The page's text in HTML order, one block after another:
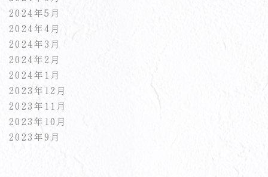
2024年5月
2024年4月
2024年3月
2024年2月
2024年1月
2023年12月
2023年11月
2023年10月
2023年9月